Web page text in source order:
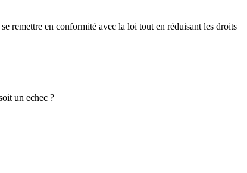
remettre en conformité avec la loi tout en réduisant les droits
un echec ?